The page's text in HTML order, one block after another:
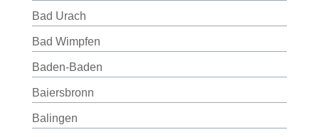
Bad Urach
Bad Wimpfen
Baden-Baden
Baiersbronn
Balingen